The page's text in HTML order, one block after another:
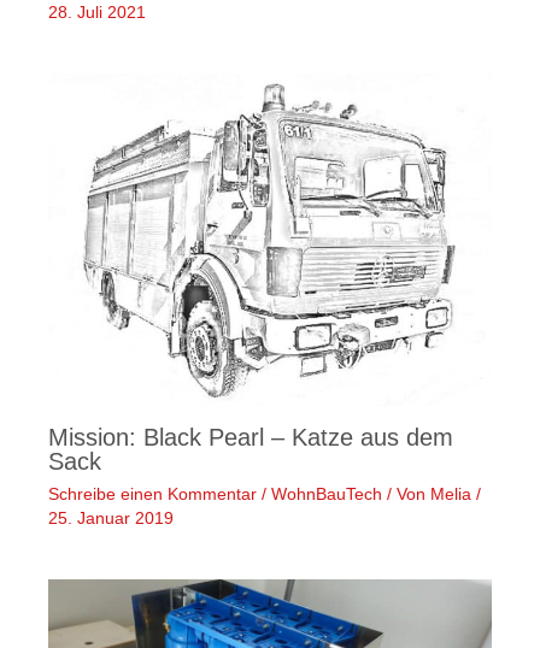
28. Juli 2021
Mission: Black Pearl – Katze aus dem
Sack
Schreibe einen Kommentar / WohnBauTech / Von Melia /
25. Januar 2019